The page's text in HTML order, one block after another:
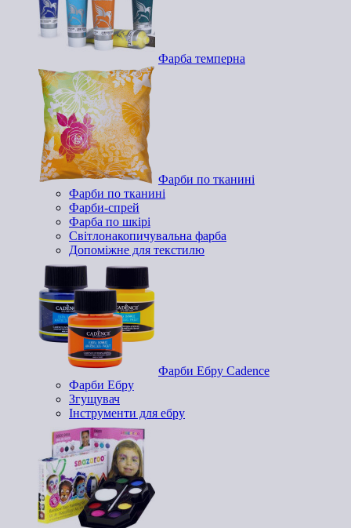
Фарба темперна
Фарби по тканині
Фарби по тканині
Фарби-спрей
Фарба по шкірі
Світлонакопичувальна фарба
Допоміжне для текстилю
Фарби Ебру Cadence
Фарби Ебру
Згущувач
Інструменти для ебру